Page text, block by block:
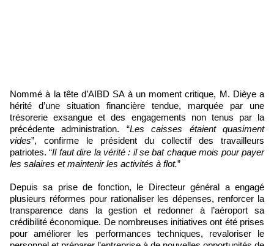
Nommé à la tête d’AIBD SA à un moment critique, M. Dièye a
hérité d’une situation financière tendue, marquée par une
trésorerie exsangue et des engagements non tenus par la
précédente administration. “Les caisses étaient quasiment
vides”, confirme le président du collectif des travailleurs
patriotes. “Il faut dire la vérité : il se bat chaque mois pour payer
les salaires et maintenir les activités à flot.”
Depuis sa prise de fonction, le Directeur général a engagé
plusieurs réformes pour rationaliser les dépenses, renforcer la
transparence dans la gestion et redonner à l’aéroport sa
crédibilité économique. De nombreuses initiatives ont été prises
pour améliorer les performances techniques, revaloriser le